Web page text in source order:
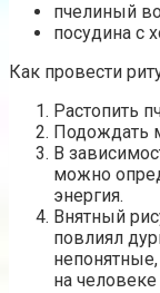
пчелиный
посудина с
Как провести
Растопить
Подождать
В
можно
энергия.
Внятный
повлиял
на человеке